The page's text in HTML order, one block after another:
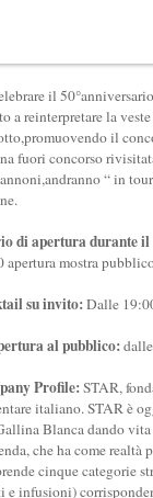
il
a reinterpretare la
il
fuori concorso
“ in
di apertura durante il
apertura mostra
su invito:Dalle
al pubblico:
Profile:STAR,
italiano. STAR è
Blanca dando
che ha come
cinque categorie
e infusioni)